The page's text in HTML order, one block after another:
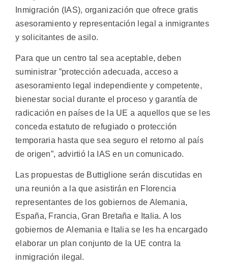
Inmigración (IAS), organización que ofrece gratis
asesoramiento y representación legal a inmigrantes
y solicitantes de asilo.
Para que un centro tal sea aceptable, deben
suministrar ”protección adecuada, acceso a
asesoramiento legal independiente y competente,
bienestar social durante el proceso y garantía de
radicación en países de la UE a aquellos que se les
conceda estatuto de refugiado o protección
temporaria hasta que sea seguro el retorno al país
de origen”, advirtió la IAS en un comunicado.
Las propuestas de Buttiglione serán discutidas en
una reunión a la que asistirán en Florencia
representantes de los gobiernos de Alemania,
España, Francia, Gran Bretaña e Italia. A los
gobiernos de Alemania e Italia se les ha encargado
elaborar un plan conjunto de la UE contra la
inmigración ilegal.